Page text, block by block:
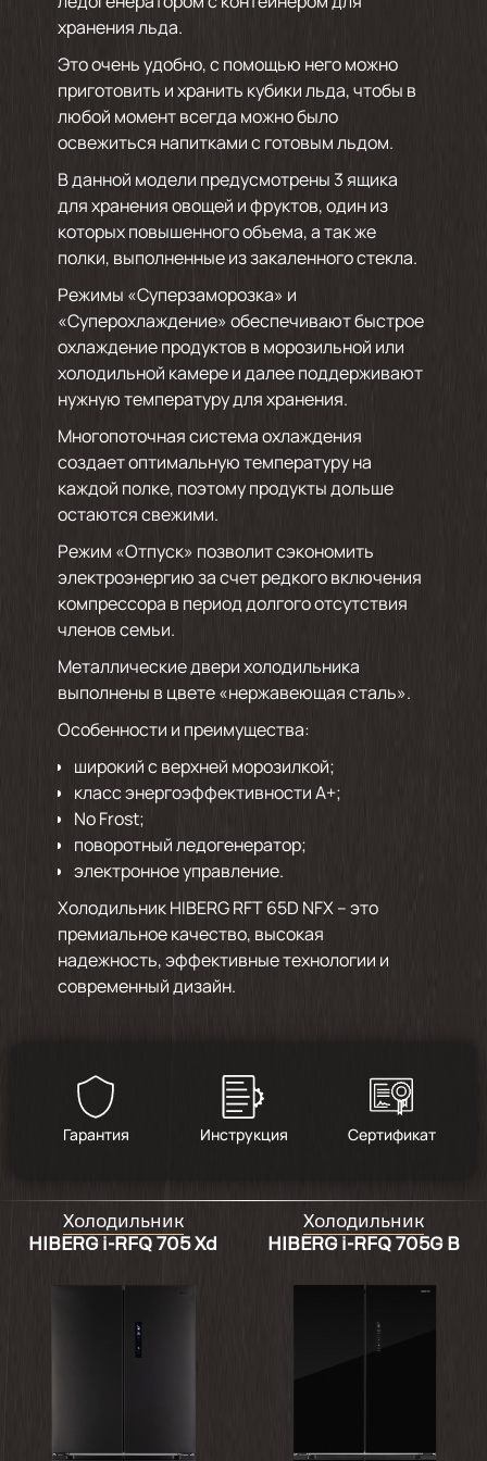
хранения льда.
Это очень удобно, с помощью него можно
приготовить и хранить кубики льда, чтобы в
любой момент всегда можно было
освежиться напитками с готовым льдом.
В данной модели предусмотрены 3 ящика
для хранения овощей и фруктов, один из
которых повышенного объема, а так же
полки, выполненные из закаленного стекла.
Режимы «Суперзаморозка» и
«Суперохлаждение» обеспечивают быстрое
охлаждение продуктов в морозильной или
холодильной камере и далее поддерживают
нужную температуру для хранения.
Многопоточная система охлаждения
создает оптимальную температуру на
каждой полке, поэтому продукты дольше
остаются свежими.
Режим «Отпуск» позволит сэкономить
электроэнергию за счет редкого включения
компрессора в период долгого отсутствия
членов семьи.
Металлические двери холодильника
выполнены в цвете «нержавеющая сталь».
Особенности и преимущества:
широкий с верхней морозилкой;
класс энергоэффективности А+;
No Frost;
поворотный ледогенератор;
электронное управление.
Холодильник HIBERG RFT 65D NFX – это
премиальное качество, высокая
надежность, эффективные технологии и
современный дизайн.
Гарантия Инструкция Сертификат
Холодильник
HIBERG i-RFQ 705 Xd
Холодильник
HIBERG i-RFQ 705G B